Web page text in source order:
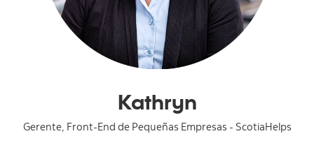
Kathryn
Gerente, Front-End de Pequeñas Empresas - ScotiaHelps